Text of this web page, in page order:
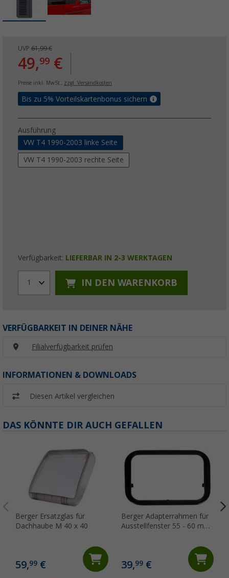
UVP 61,99 €
49,99 €
Preise inkl. MwSt., zzgl. Versandkosten
Bis zu 5% Vorteilskartenbonus sichern
Ausführung
VW T4 1990-2003 linke Seite
VW T4 1990-2003 rechte Seite
Verfügbarkeit: LIEFERBAR IN 2-3 WERKTAGEN
1 IN DEN WARENKORB
VERFÜGBARKEIT IN DEINER NÄHE
Filialverfügbarkeit prüfen
INFORMATIONEN & DOWNLOADS
Diesen Artikel vergleichen
DAS KÖNNTE DIR AUCH GEFALLEN
Berger Ersatzglas für
Dachhaube M 40 x 40
59,99 €
Berger Adapterrahmen für
Ausstellfenster 55 - 60 mm
39,99€